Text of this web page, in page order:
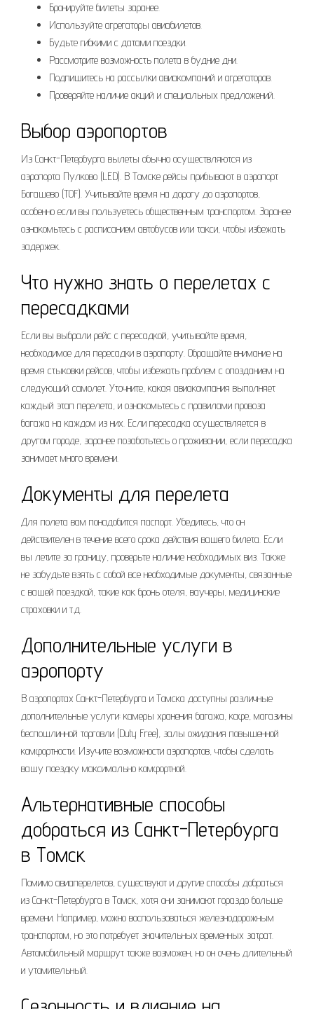
Бронируйте билеты заранее.
Используйте агрегаторы авиабилетов.
Будьте гибкими с датами поездки.
Рассмотрите возможность полета в будние дни.
Подпишитесь на рассылки авиакомпаний и агрегаторов.
Проверяйте наличие акций и специальных предложений.
Выбор аэропортов
Из Санкт-Петербурга вылеты обычно осуществляются из
аэропорта Пулково (LED). В Томске рейсы прибывают в аэропорт
Богашево (TOF). Учитывайте время на дорогу до аэропортов,
особенно если вы пользуетесь общественным транспортом. Заранее
ознакомьтесь с расписанием автобусов или такси, чтобы избежать
задержек.
Что нужно знать о перелетах с
пересадками
Если вы выбрали рейс с пересадкой, учитывайте время,
необходимое для пересадки в аэропорту. Обращайте внимание на
время стыковки рейсов, чтобы избежать проблем с опозданием на
следующий самолет. Уточните, какая авиакомпания выполняет
каждый этап перелета, и ознакомьтесь с правилами провоза
багажа на каждом из них. Если пересадка осуществляется в
другом городе, заранее позаботьтесь о проживании, если пересадка
занимает много времени.
Документы для перелета
Для полета вам понадобится паспорт. Убедитесь, что он
действителен в течение всего срока действия вашего билета. Если
вы летите за границу, проверьте наличие необходимых виз. Также
не забудьте взять с собой все необходимые документы, связанные
с вашей поездкой, такие как бронь отеля, ваучеры, медицинские
страховки и т.д.
Дополнительные услуги в
аэропорту
В аэропортах Санкт-Петербурга и Томска доступны различные
дополнительные услуги: камеры хранения багажа, кафе, магазины
беспошлинной торговли (Duty Free), залы ожидания повышенной
комфортности. Изучите возможности аэропортов, чтобы сделать
вашу поездку максимально комфортной.
Альтернативные способы
добраться из Санкт-Петербурга
в Томск
Помимо авиаперелетов, существуют и другие способы добраться
из Санкт-Петербурга в Томск, хотя они занимают гораздо больше
времени. Например, можно воспользоваться железнодорожным
транспортом, но это потребует значительных временных затрат.
Автомобильный маршрут также возможен, но он очень длительный
и утомительный.